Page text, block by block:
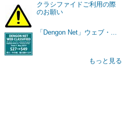
クラシファイドご利用の際
のお願い
「Dengon Net」ウェブ・...
もっと見る